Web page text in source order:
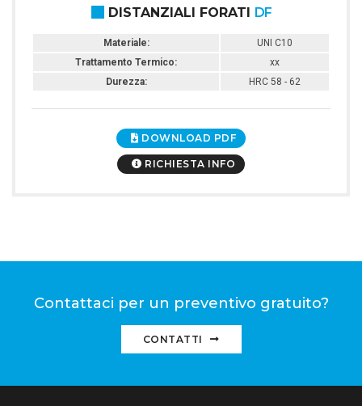
DISTANZIALI FORATI DF
Materiale:
UNI C10
Trattamento Termico:
xx
Durezza:
HRC 58 - 62
DOWNLOAD PDF
RICHIESTA INFO
Contattaci per un preventivo gratuito?
CONTATTI